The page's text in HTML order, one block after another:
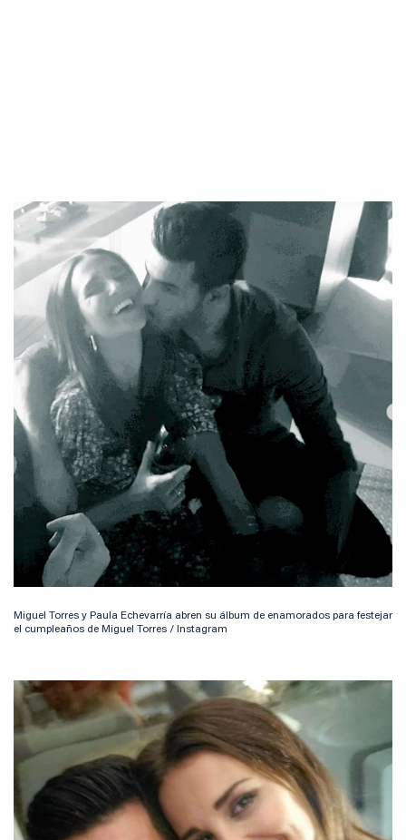
Miguel Torres y Paula Echevarría abren su álbum de enamorados para festejar
el cumpleaños de Miguel Torres / Instagram